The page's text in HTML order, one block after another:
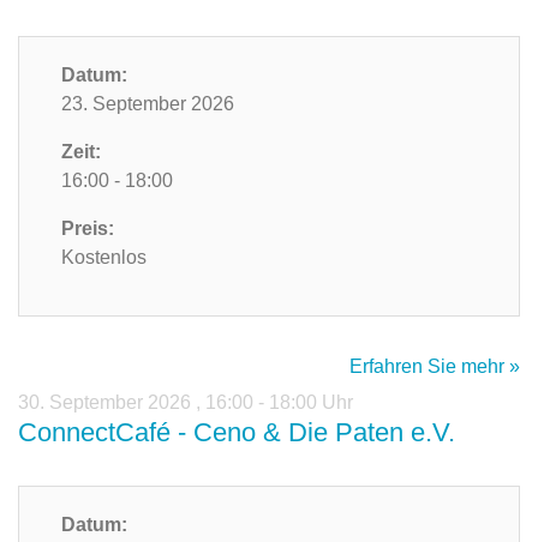
Datum:
23. September 2026
Zeit:
16:00 - 18:00
Preis:
Kostenlos
Erfahren Sie mehr »
30. September 2026 , 16:00 - 18:00 Uhr
ConnectCafé - Ceno & Die Paten e.V.
Datum: